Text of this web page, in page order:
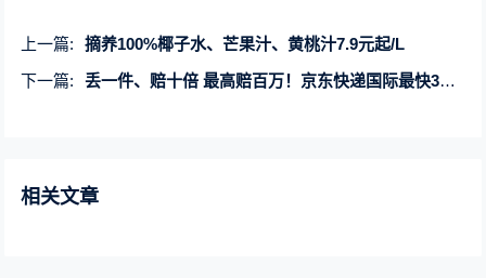
上一篇:
摘养100%椰子水、芒果汁、黄桃汁7.9元起/L
下一篇:
丢一件、赔十倍 最高赔百万！京东快递国际最快3天到达巴黎
相关文章